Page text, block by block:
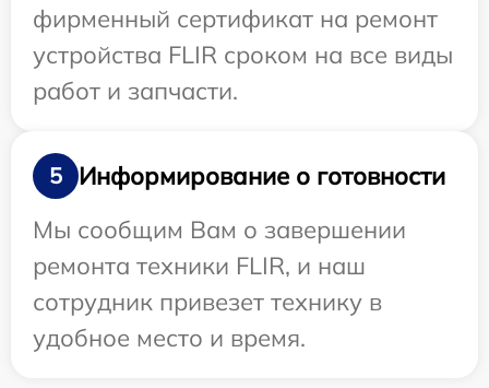
фирменный сертификат на ремонт
устройства FLIR сроком на все виды
работ и запчасти.
5
Информирование о готовности
Мы сообщим Вам о завершении
ремонта техники FLIR, и наш
сотрудник привезет технику в
удобное место и время.